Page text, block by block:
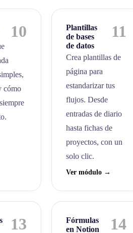
10
cómo
Plantillas
de bases
de datos
11
Crea plantillas de
página para
estandarizar tus
flujos. Desde
entradas de diario
hasta fichas de
proyectos, con un
solo clic.
Ver módulo →
13
Fórmulas
en Notion
14